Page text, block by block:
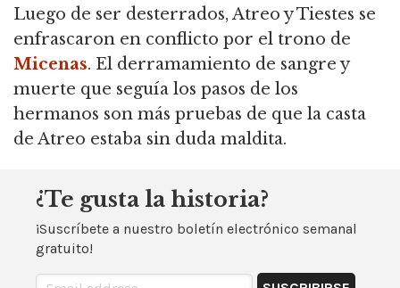
Luego de ser desterrados, Atreo y Tiestes se
enfrascaron en conflicto por el trono de
Micenas. El derramamiento de sangre y
muerte que seguía los pasos de los
hermanos son más pruebas de que la casta
de Atreo estaba sin duda maldita.
¿Te gusta la historia?
¡Suscríbete a nuestro boletín electrónico semanal
gratuito!